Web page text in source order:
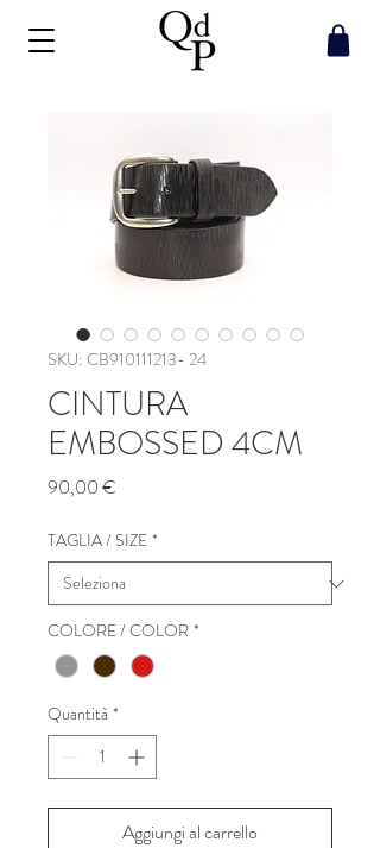
SKU: CB910111213- 24
CINTURA
EMBOSSED 4CM
90,00 €
TAGLIA / SIZE *
COLORE / COLOR *
Quantità *
Aggiungi al carrello